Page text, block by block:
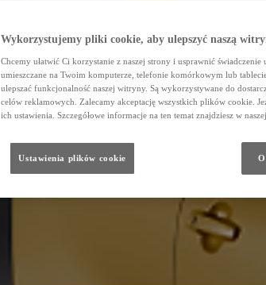
Wykorzystujemy pliki cookie, aby ulepszyć naszą
Chcemy ułatwić Ci korzystanie z naszej strony i usprawnić
umieszczane na Twoim komputerze, telefonie komórkowym lub
ulepszać funkcjonalność naszej witryny. Są wykorzystywane do
celów reklamowych. Zalecamy akceptację wszystkich plików cookie.
ich ustawienia. Szczegółowe informacje na ten temat znajdziesz w naszej
Ustawienia plików cookie